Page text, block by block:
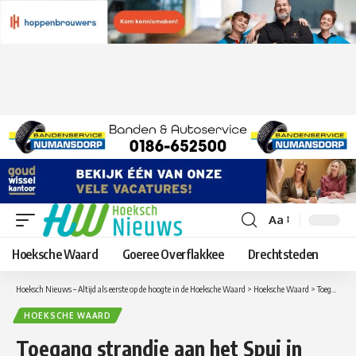
Lettergrootte
aanpassen
Aa
Hoeksche Waard Goeree Overflakkee Drechtsteden
Hoeksch Nieuws – Altijd als eerste op de hoogte in de Hoeksche Waard > Hoeksche Waard >Toegang strandje aan het Spui in Nieuw-Beijerland wordt beperkt vanwege klachten over overlast
HOEKSCHE WAARD
Toegang strandje aan het Spui in